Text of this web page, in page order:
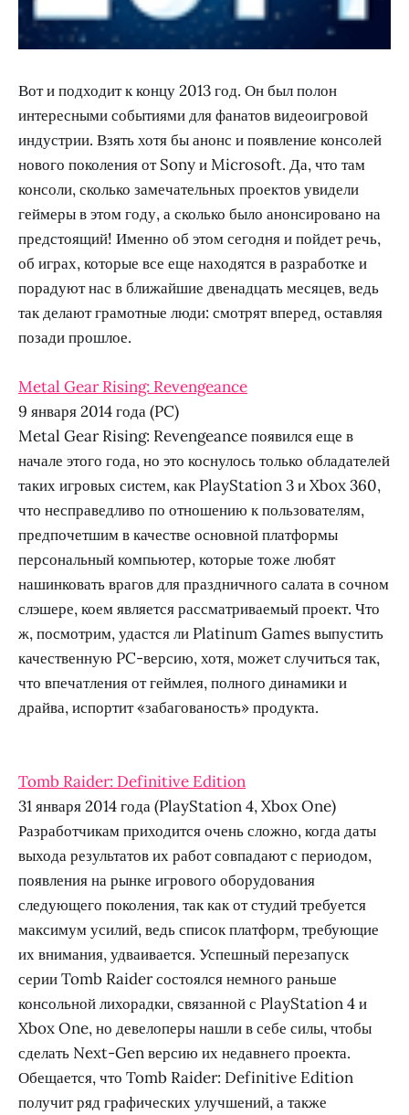
Вот и подходит к концу 2013 год. Он был полон
интересными событиями для фанатов видеоигровой
индустрии. Взять хотя бы анонс и появление консолей
нового поколения от Sony и Microsoft. Да, что там
консоли, сколько замечательных проектов увидели
геймеры в этом году, а сколько было анонсировано на
предстоящий! Именно об этом сегодня и пойдет речь,
об играх, которые все еще находятся в разработке и
порадуют нас в ближайшие двенадцать месяцев, ведь
так делают грамотные люди: смотрят вперед, оставляя
позади прошлое.
Metal Gear Rising: Revengeance
9 января 2014 года (PC)
Metal Gear Rising: Revengeance появился еще в
начале этого года, но это коснулось только обладателей
таких игровых систем, как PlayStation 3 и Xbox 360,
что несправедливо по отношению к пользователям,
предпочетшим в качестве основной платформы
персональный компьютер, которые тоже любят
нашинковать врагов для праздничного салата в сочном
слэшере, коем является рассматриваемый проект. Что
ж, посмотрим, удастся ли Platinum Games выпустить
качественную PC-версию, хотя, может случиться так,
что впечатления от геймлея, полного динамики и
драйва, испортит «забагованость» продукта.
Tomb Raider: Definitive Edition
31 января 2014 года (PlayStation 4, Xbox One)
Разработчикам приходится очень сложно, когда даты
выхода результатов их работ совпадают с периодом,
появления на рынке игрового оборудования
следующего поколения, так как от студий требуется
максимум усилий, ведь список платформ, требующие
их внимания, удваивается. Успешный перезапуск
серии Tomb Raider состоялся немного раньше
консольной лихорадки, связанной с PlayStation 4 и
Xbox One, но девелоперы нашли в себе силы, чтобы
сделать Next-Gen версию их недавнего проекта.
Обещается, что Tomb Raider: Definitive Edition
получит ряд графических улучшений, а также